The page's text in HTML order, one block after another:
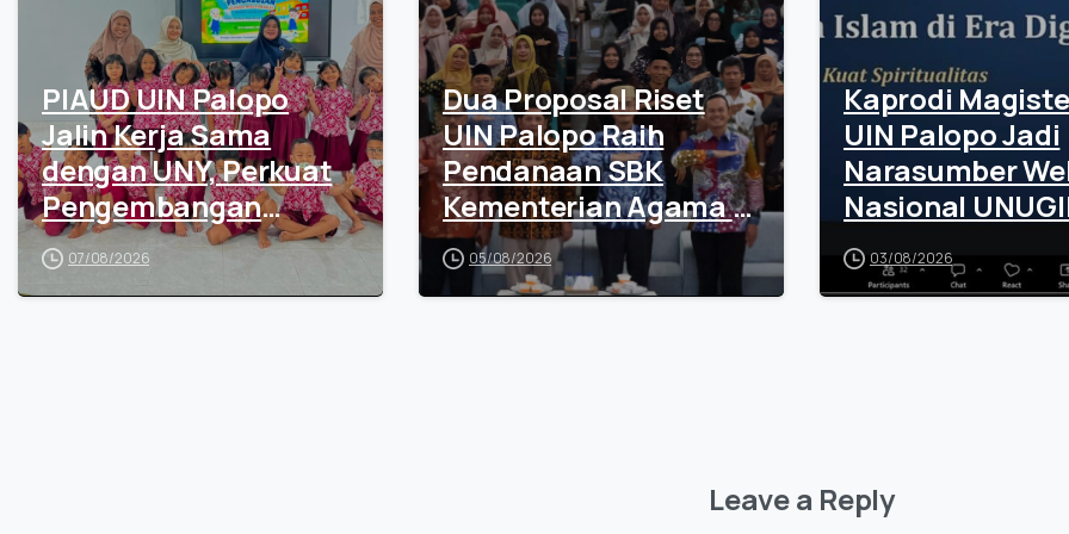
PIAUD UIN Palopo
Jalin Kerja Sama
dengan UNY, Perkuat
Pengembangan
Laboratorium PAUD
dan Pengabdian
07/08/2026
Dua Proposal Riset
UIN Palopo Raih
Pendanaan SBK
Kementerian Agama RI
Senilai Rp100 Juta
05/08/2026
Kaprodi
UIN Palopo Jadi
Narasumber
Nasional
Tekankan Sinergi
Teknologi dan
03/08/2026
Leave a Reply